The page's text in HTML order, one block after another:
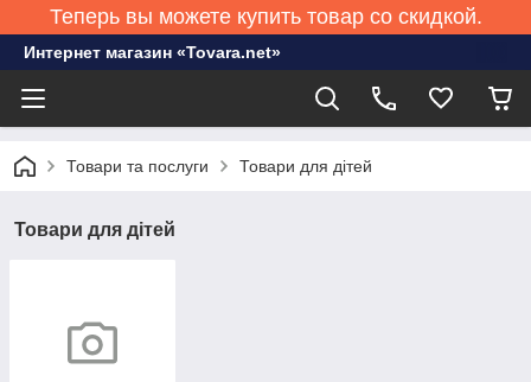
Теперь вы можете купить товар со скидкой.
Интернет магазин «Tovara.net»
Товари та послуги Товари для дітей
Товари для дітей